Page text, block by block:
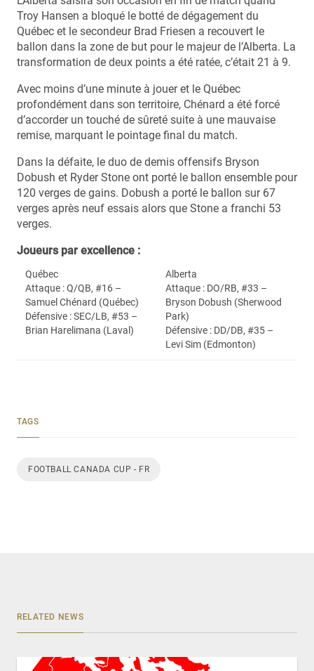
Troy Hansen a bloqué le botté de dégagement du
Québec et le secondeur Brad Friesen a recouvert le
ballon dans la zone de but pour le majeur de l’Alberta. La
transformation de deux points a été ratée, c’était 21 à 9.
Avec moins d’une minute à jouer et le Québec
profondément dans son territoire, Chénard a été forcé
d’accorder un touché de sûreté suite à une mauvaise
remise, marquant le pointage final du match.
Dans la défaite, le duo de demis offensifs Bryson
Dobush et Ryder Stone ont porté le ballon ensemble pour
120 verges de gains. Dobush a porté le ballon sur 67
verges après neuf essais alors que Stone a franchi 53
verges.
Joueurs par excellence :
Québec
Attaque : Q/QB, #16 –
Samuel Chénard (Québec)
Défensive : SEC/LB, #53 –
Brian Harelimana (Laval)
Alberta
Attaque : DO/RB, #33 –
Bryson Dobush (Sherwood
Park)
Défensive : DD/DB, #35 –
Levi Sim (Edmonton)
TAGS
FOOTBALL CANADA CUP - FR
RELATED NEWS